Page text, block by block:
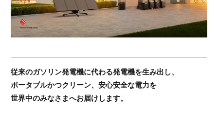
従来のガソリン発電機に代わる発電機を生み出し、
ポータブルかつクリーン、安心安全な電力を
世界中のみなさまへお届けします。